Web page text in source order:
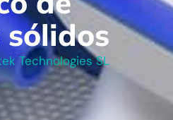
Technologies SL